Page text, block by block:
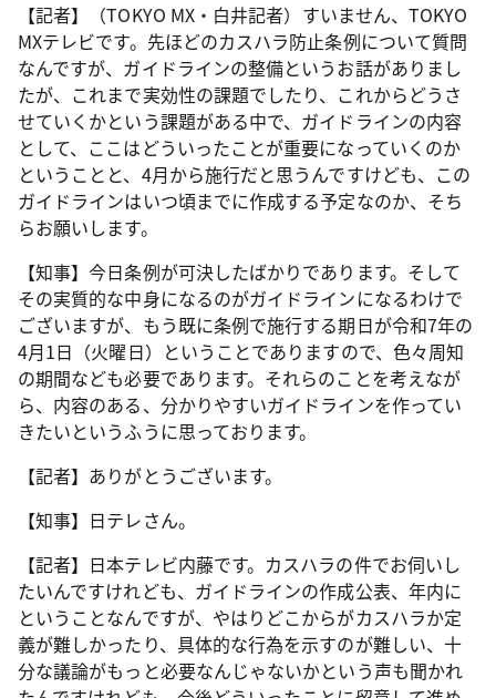
【記者】（TOKYO MX・白井記者）すいません、TOKYO
MXテレビです。先ほどのカスハラ防止条例について質問
なんですが、ガイドラインの整備というお話がありまし
たが、これまで実効性の課題でしたり、これからどうさ
せていくかという課題がある中で、ガイドラインの内容
として、ここはどういったことが重要になっていくのか
ということと、4月から施行だと思うんですけども、この
ガイドラインはいつ頃までに作成する予定なのか、そち
らお願いします。
【知事】今日条例が可決したばかりであります。そして
その実質的な中身になるのがガイドラインになるわけで
ございますが、もう既に条例で施行する期日が令和7年の
4月1日（火曜日）ということでありますので、色々周知
の期間なども必要であります。それらのことを考えなが
ら、内容のある、分かりやすいガイドラインを作ってい
きたいというふうに思っております。
【記者】ありがとうございます。
【知事】日テレさん。
【記者】日本テレビ内藤です。カスハラの件でお伺いし
たいんですけれども、ガイドラインの作成公表、年内に
ということなんですが、やはりどこからがカスハラか定
義が難しかったり、具体的な行為を示すのが難しい、十
分な議論がもっと必要なんじゃないかという声も聞かれ